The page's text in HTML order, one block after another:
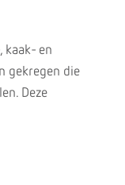
kaak- en
gekregen die
Deze